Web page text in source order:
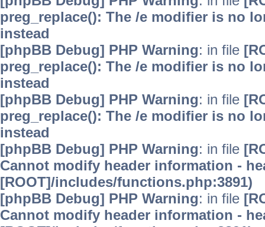
preg_replace(): The /e modifier is no
instead
[phpBB Debug] PHP Warning: in file
preg_replace(): The /e modifier is no
instead
[phpBB Debug] PHP Warning: in file
preg_replace(): The /e modifier is no
instead
[phpBB Debug] PHP Warning: in file
Cannot modify header information -
[ROOT]/includes/functions.php:3891)
[phpBB Debug] PHP Warning: in file
Cannot modify header information -